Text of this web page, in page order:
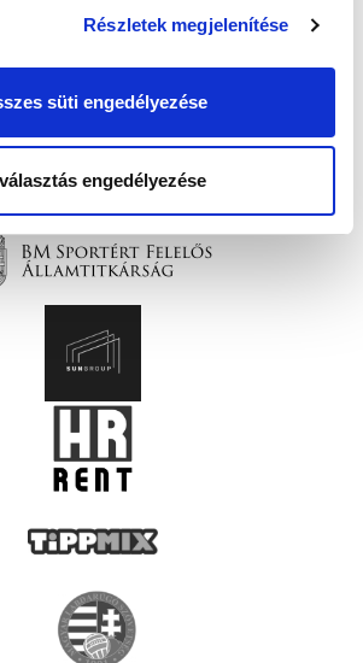
Részletek megjelenítése
süti engedélyezése
engedélyezése